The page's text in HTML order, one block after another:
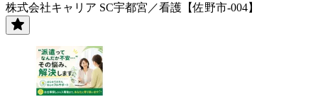
株式会社キャリア SC宇都宮／看護【佐野市-004】